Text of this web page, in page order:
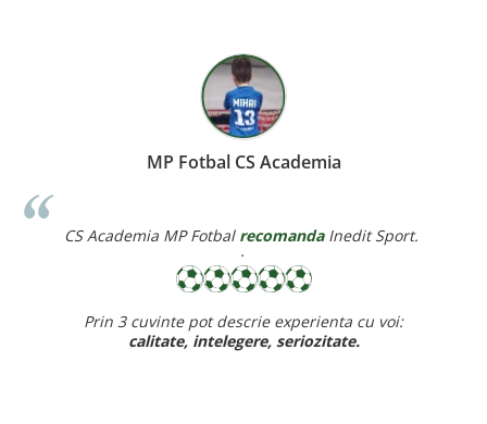
recomandaInedit Sport.
experienta cu voi:
seriozitate.
Corina Violeta Mierean
Recomand cu drag inedit